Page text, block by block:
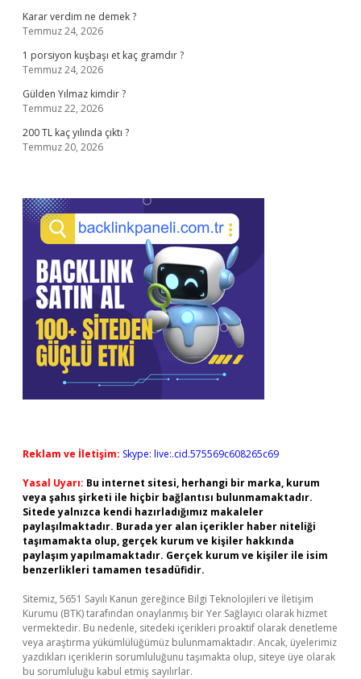
Karar verdim ne demek ?
Temmuz 24, 2026
1 porsiyon kuşbaşı et kaç gramdır ?
Temmuz 24, 2026
Gülden Yılmaz kimdir ?
Temmuz 22, 2026
200 TL kaç yılında çıktı ?
Temmuz 20, 2026
Reklam ve İletişim: Skype: live:.cid.575569c608265c69
Yasal Uyarı: Bu internet sitesi, herhangi bir marka, kurum
veya şahıs şirketi ile hiçbir bağlantısı bulunmamaktadır.
Sitede yalnızca kendi hazırladığımız makaleler
paylaşılmaktadır. Burada yer alan içerikler haber niteliği
taşımamakta olup, gerçek kurum ve kişiler hakkında
paylaşım yapılmamaktadır. Gerçek kurum ve kişiler ile isim
benzerlikleri tamamen tesadüfidir.
Sitemiz, 5651 Sayılı Kanun gereğince Bilgi Teknolojileri ve İletişim
Kurumu (BTK) tarafından onaylanmış bir Yer Sağlayıcı olarak hizmet
vermektedir. Bu nedenle, sitedeki içerikleri proaktif olarak denetleme
veya araştırma yükümlülüğümüz bulunmamaktadır. Ancak, üyelerimiz
yazdıkları içeriklerin sorumluluğunu taşımakta olup, siteye üye olarak
bu sorumluluğu kabul etmiş sayılırlar.